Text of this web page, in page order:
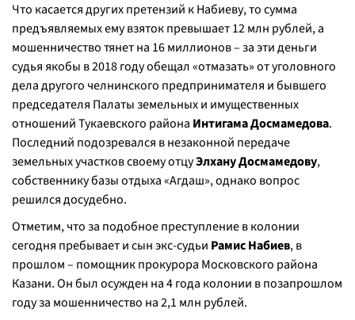
Что касается других претензий к Набиеву, то сумма
предъявляемых ему взяток превышает 12 млн рублей, а
мошенничество тянет на 16 миллионов – за эти деньги
судья якобы в 2018 году обещал «отмазать» от уголовного
дела другого челнинского предпринимателя и бывшего
председателя Палаты земельных и имущественных
отношений Тукаевского района Интигама Досмамедова.
Последний подозревался в незаконной передаче
земельных участков своему отцуЭлхану Досмамедову,
собственнику базы отдыха «Агдаш», однако вопрос
решился досудебно.
Отметим, что за подобное преступление в колонии
сегодня пребывает и сын экс-судьи Рамис Набиев, в
прошлом – помощник прокурора Московского района
Казани. Он был осужден на 4 года колонии в позапрошлом
году за мошенничество на 2,1 млн рублей.